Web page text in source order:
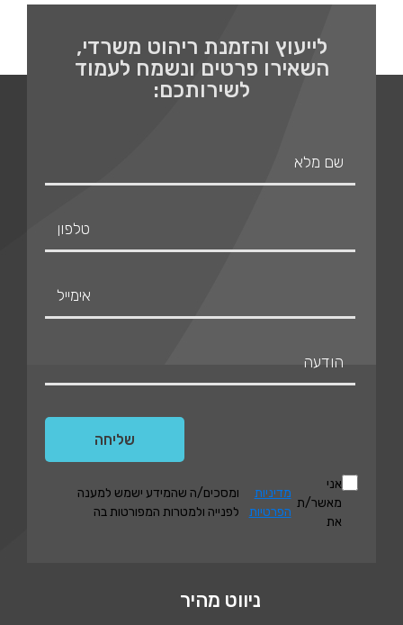
לייעוץ והזמנת ריהוט משרדי,
השאירו פרטים ונשמח לעמוד
לשירותכם:
אני
מאשר/ת
את
מדיניות
הפרטיות
ומסכים/ה שהמידע ישמש למענה
לפנייה ולמטרות המפורטות בה
ניווט מהיר